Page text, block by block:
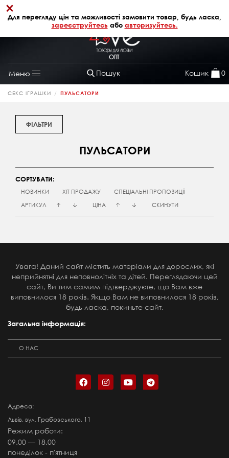
Для перегляду цін та можливості замовити товар, будь ласка,
зареєструйтесьабо авторизуйтесь.
×
Пошук Кошик 0
Меню
Toggle
navigation
СЕКС ІГРАШКИ ПУЛЬСАТОРИ
ФІЛЬТРИ
ПУЛЬСАТОРИ
СОРТУВАТИ:
НОВИНКИ
ХІТ ПРОДАЖУ
СПЕЦІАЛЬНІ ПРОПОЗИЦІЇ
АРТИКУЛ
ЦІНА СКИНУТИ
Увага! Даний сайт містить матеріали для дорослих, які
неприйнятні для неповнолітніх та дітей. Переглядаючи цей
сайт, Ви тим самим підтверджуєте, що Вам вже
виповнилося 18 років. Якщо Вам не виповнилося 18 років,
будь ласка, покиньте сайт.
Загальна інформація:
О НАС
Адреса:
Львів, вул. Грабовського, 11
Режим роботи:
09.00 — 18.00
понеділок - п'ятниця